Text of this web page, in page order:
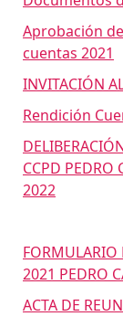
Aprobación
cuentas 2021
INVITACIÓN
Rendición
CCPD PEDRO
2022
FORMULARIO
2021 PEDRO
ACTA DE